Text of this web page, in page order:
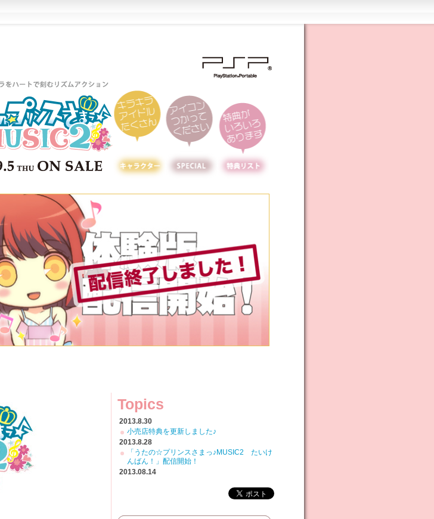
Topics
2013.8.30
小売店特典を更新しました♪
2013.8.28
「うたの☆プリンスさまっ♪MUSIC2 たいけ
んばん！」配信開始！
2013.08.14
2013.07.23